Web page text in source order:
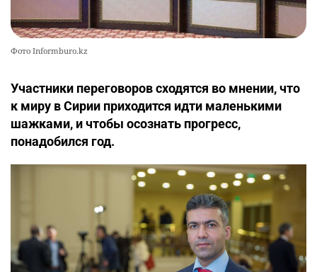
Фото Informburo.kz
Участники переговоров сходятся во мнении, что
к миру в Сирии приходится идти маленькими
шажками, и чтобы осознать прогресс,
понадобился год.